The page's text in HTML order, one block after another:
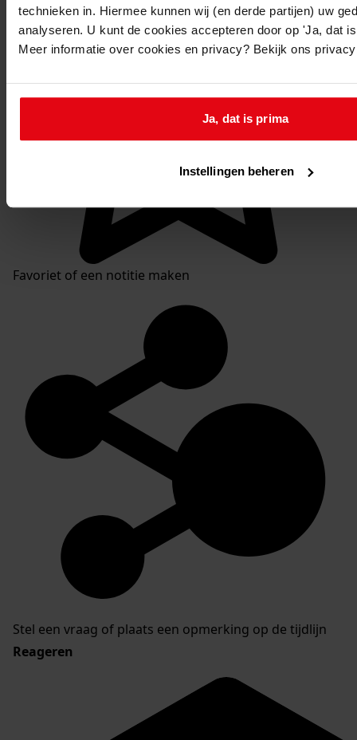
technieken in. Hiermee kunnen wij (en derde partijen) uw
analyseren. U kunt de cookies accepteren door op 'Ja, dat
Meer informatie over cookies en privacy? Bekijk ons
Ja, dat is prima
Instellingen beheren
Favoriet of een notitie maken
Stel een vraag of plaats een opmerking op de tijdlijn
Reageren